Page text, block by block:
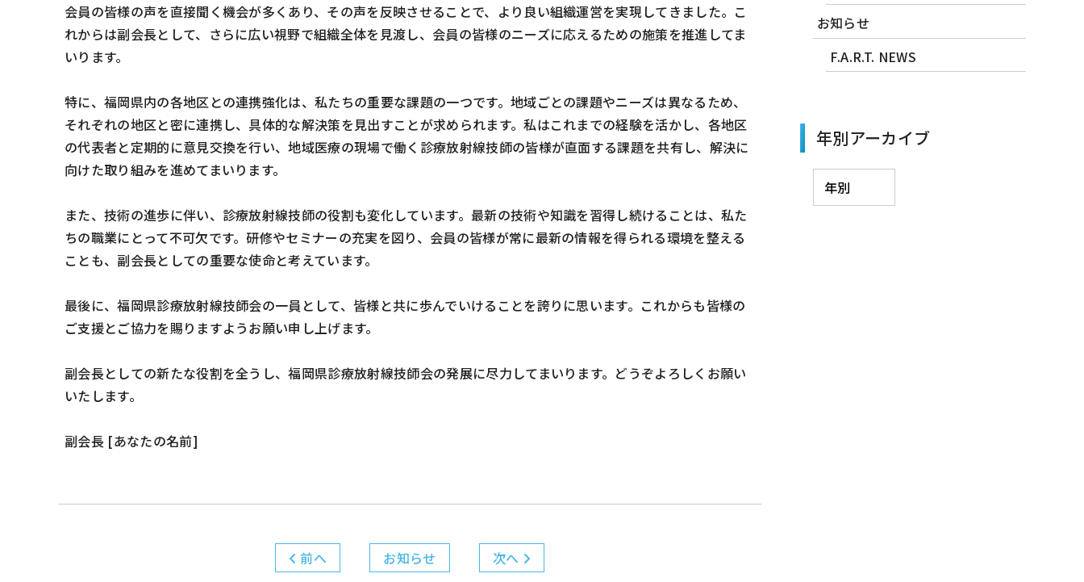
会員の皆様の声を直接聞く機会が多くあり、その声を反映させることで、より良い組織運営を実現してきました。こ
れからは副会長として、さらに広い視野で組織全体を見渡し、会員の皆様のニーズに応えるための施策を推進してま
いります。
特に、福岡県内の各地区との連携強化は、私たちの重要な課題の一つです。地域ごとの課題やニーズは異なるため、
それぞれの地区と密に連携し、具体的な解決策を見出すことが求められます。私はこれまでの経験を活かし、各地区
の代表者と定期的に意見交換を行い、地域医療の現場で働く診療放射線技師の皆様が直面する課題を共有し、解決に
向けた取り組みを進めてまいります。
また、技術の進歩に伴い、診療放射線技師の役割も変化しています。最新の技術や知識を習得し続けることは、私た
ちの職業にとって不可欠です。研修やセミナーの充実を図り、会員の皆様が常に最新の情報を得られる環境を整える
ことも、副会長としての重要な使命と考えています。
最後に、福岡県診療放射線技師会の一員として、皆様と共に歩んでいけることを誇りに思います。これからも皆様の
ご支援とご協力を賜りますようお願い申し上げます。
副会長としての新たな役割を全うし、福岡県診療放射線技師会の発展に尽力してまいります。どうぞよろしくお願い
いたします。
副会長 [あなたの名前]
前へ お知らせ 次へ
お知らせ
F.A.R.T. NEWS
年別アーカイブ